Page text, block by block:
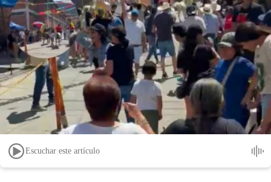
Escuchar este artículo